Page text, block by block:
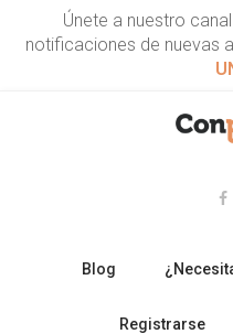
Únete a nuestro
notificaciones de nuevas
Blog
Registrarse